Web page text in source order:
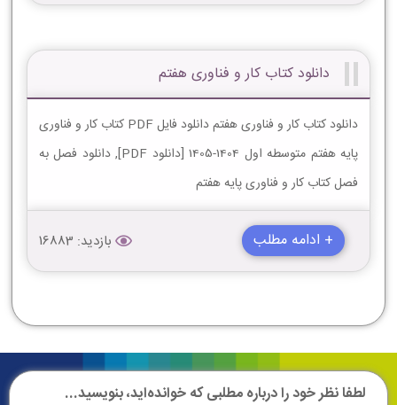
دانلود کتاب کار و فناوری هفتم
دانلود کتاب کار و فناوری هفتم دانلود فایل PDF کتاب کار و فناوری
پایه هفتم متوسطه اول 1404-1405 [دانلود PDF], دانلود فصل به
فصل کتاب کار و فناوری پایه هفتم
+ ادامه مطلب بازدید: 16883
لطفا نظر خود را درباره مطلبی که خوانده‌اید، بنویسید...